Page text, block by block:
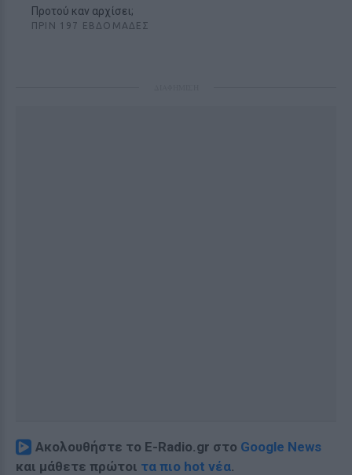
Προτού καν αρχίσει;
ΠΡΙΝ 197 ΕΒΔΟΜΆΔΕΣ
Ακολουθήστε το E-Radio.gr στο Google News
και μάθετε πρώτοι τα πιο hot νέα.